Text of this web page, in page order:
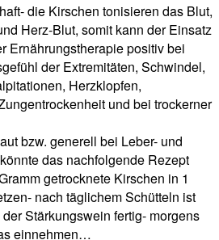
die Kirschen tonisieren das Blut,
Herz-Blut, somit kann der Einsatz
Ernährungstherapie positiv bei
der Extremitäten, Schwindel,
Herzklopfen,
und bei trockerner
bzw. generell bei Leber- und
das nachfolgende Rezept
getrocknete Kirschen in 1
nach täglichem Schütteln ist
Stärkungswein fertig- morgens
einnehmen…